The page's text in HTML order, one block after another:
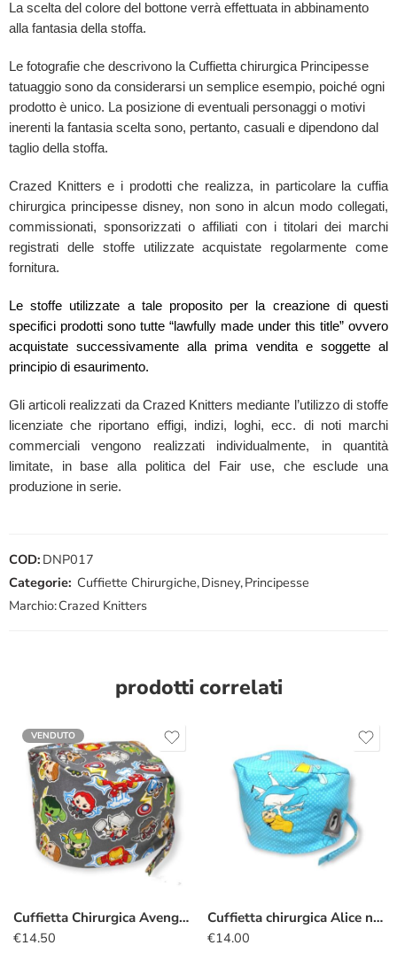
La scelta del colore del bottone verrà effettuata in abbinamento
alla fantasia della stoffa.
Le fotografie che descrivono la Cuffietta chirurgica Principesse
tatuaggio sono da considerarsi un semplice esempio, poiché ogni
prodotto è unico. La posizione di eventuali personaggi o motivi
inerenti la fantasia scelta sono, pertanto, casuali e dipendono dal
taglio della stoffa.
Crazed Knitters e i prodotti che realizza, in particolare la cuffia
chirurgica principesse disney, non sono in alcun modo collegati,
commissionati, sponsorizzati o affiliati con i titolari dei marchi
registrati delle stoffe utilizzate acquistate regolarmente come
fornitura.
Le stoffe utilizzate a tale proposito per la creazione di questi
specifici prodotti sono tutte “lawfully made under this title” ovvero
acquistate successivamente alla prima vendita e soggette al
principio di esaurimento.
Gli articoli realizzati da Crazed Knitters mediante l’utilizzo di stoffe
licenziate che riportano effigi, indizi, loghi, ecc. di noti marchi
commerciali vengono realizzati individualmente, in quantità
limitate, in base alla politica del Fair use, che esclude una
produzione in serie.
COD: DNP017
Categorie: Cuffiette Chirurgiche,Disney,Principesse
Marchio:Crazed Knitters
prodotti correlati
VENDUTO
Cuffietta Chirurgica Avengers Kawaii grigio
€14.50
Cuffietta chirurgica Alice nel Paese delle Meraviglie turchese
€14.00